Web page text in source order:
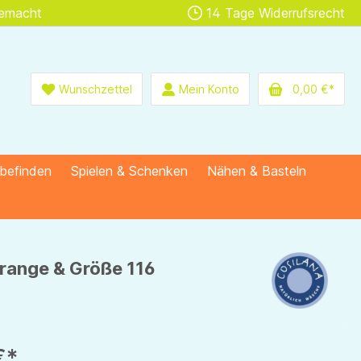
14 Tage Widerrufsrecht
Wunschzettel Mein Konto 0,00 €*
Spielen & Schenken
Nähen & Basteln
& Größe 116